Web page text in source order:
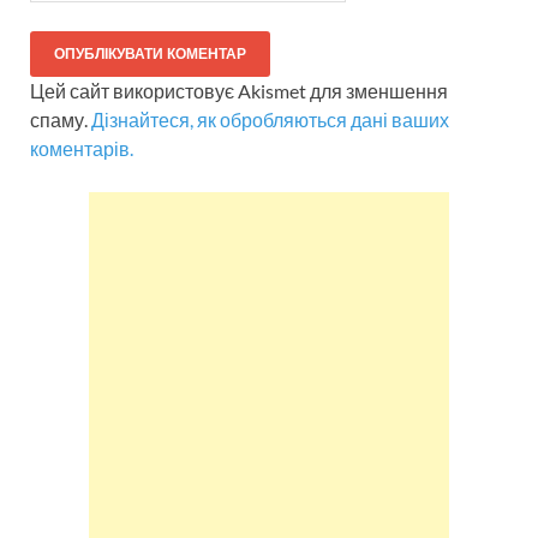
Цей сайт використовує Akismet для зменшення
спаму.Дізнайтеся, як обробляються дані ваших
коментарів.